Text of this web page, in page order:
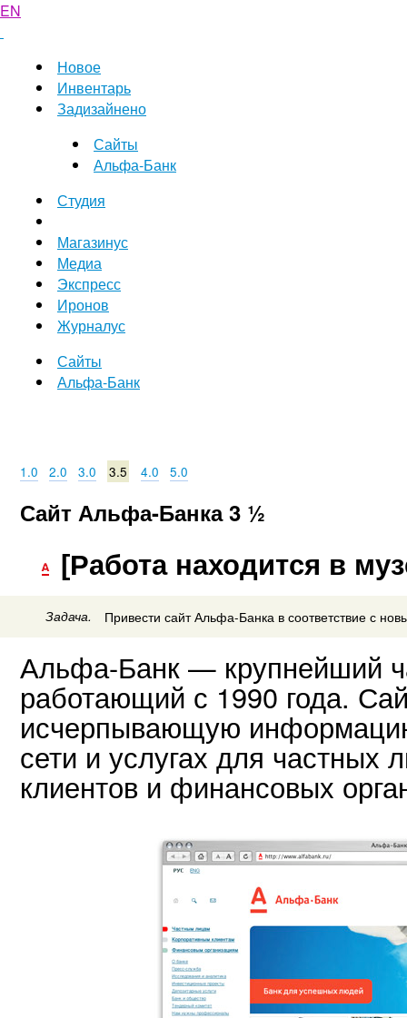
EN
Новое
Инвентарь
Задизайнено
Сайты
Альфа-Банк
Студия
Магазинус
Медиа
Экспресс
Иронов
Журналус
Сайты
Альфа-Банк
1.0 2.0 3.0 3.5 4.0 5.0
Сайт Альфа-Банка 3 ½
[Работа находится в
Задача. Привести сайт Альфа-Банка в соответствие с
Альфа-Банк — крупнейший
работающий с 1990 года.
исчерпывающую
сети и услугах для частных
клиентов и финансовых